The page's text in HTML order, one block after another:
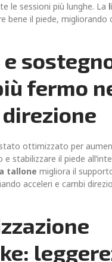
le sessioni più lunghe. La
bene il piede, migliorando
fermo
ottimizzato per
e stabilizzare il piede
tallone migliora il
acceleri e cambi